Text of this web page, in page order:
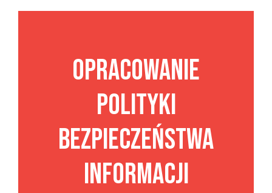
Opracowanie
polityki
bezpieczeństwa
informacji